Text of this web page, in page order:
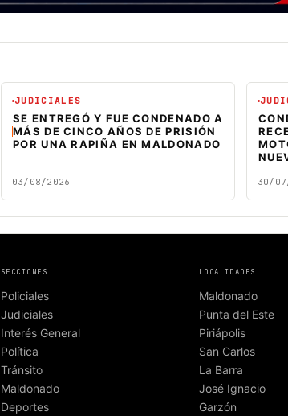
JUDICIALES
SE ENTREGÓ Y FUE CONDENADO A
MÁS DE CINCO AÑOS DE PRISIÓN
POR UNA RAPIÑA EN MALDONADO
03/08/2026 30/
SECCIONES
Policiales
Judiciales
Interés General
Política
Tránsito
Maldonado
Deportes
LOCALIDADES
Maldonado
Punta del Este
Piriápolis
San Carlos
La Barra
José Ignacio
Garzón